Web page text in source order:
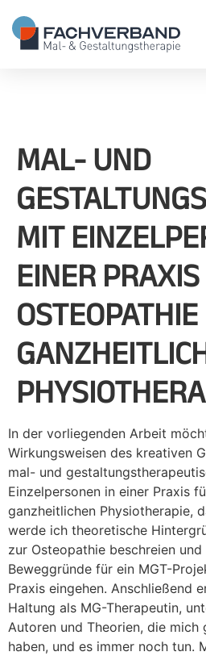
MAL- UND
MIT
EINER
In der vorliegenden Arbeit
Wirkungsweisen des kreativen
mal- und
Einzelpersonen in einer Praxis
ganzheitlichen Physiotherapie,
werde ich theoretische
zur Osteopathie beschreien und
Beweggründe für ein MGT-
Praxis eingehen. Anschließend
Haltung als MG-Therapeutin,
Autoren und Theorien, die
haben, und es immer noch tun.